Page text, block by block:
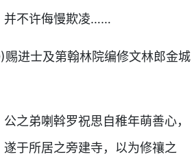
并不许侮慢欺凌……
进士及第翰林院编修文林郎金城
之弟喇斡罗祝思自稚年萌善心，
于所居之旁建寺，以为修禳之